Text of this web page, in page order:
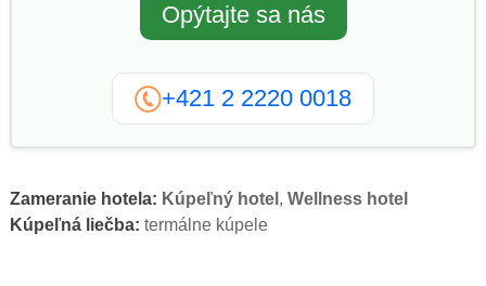
Opýtajte sa nás
+421 2 2220 0018
Zameranie hotela: Kúpeľný hotel , Wellness hotel
Kúpeľná liečba: termálne kúpele